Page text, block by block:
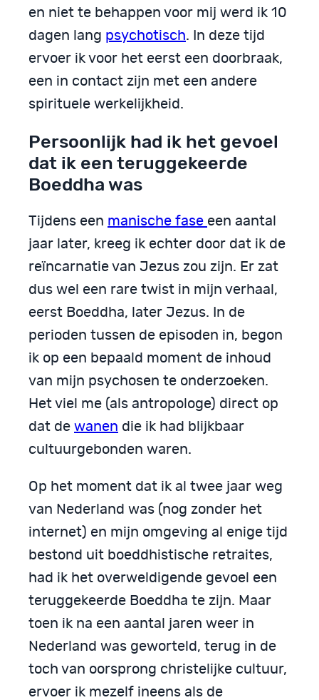
en niet te behappen voor mij werd ik 10
dagen lang psychotisch. In deze tijd
ervoer ik voor het eerst een doorbraak,
een in contact zijn met een andere
spirituele werkelijkheid.
Persoonlijk had ik het gevoel
dat ik een teruggekeerde
Boeddha was
Tijdens een manische fase een aantal
jaar later, kreeg ik echter door dat ik de
reïncarnatie van Jezus zou zijn. Er zat
dus wel een rare twist in mijn verhaal,
eerst Boeddha, later Jezus. In de
perioden tussen de episoden in, begon
ik op een bepaald moment de inhoud
van mijn psychosen te onderzoeken.
Het viel me (als antropologe) direct op
dat de wanen die ik had blijkbaar
cultuurgebonden waren.
Op het moment dat ik al twee jaar weg
van Nederland was (nog zonder het
internet) en mijn omgeving al enige tijd
bestond uit boeddhistische retraites,
had ik het overweldigende gevoel een
teruggekeerde Boeddha te zijn. Maar
toen ik na een aantal jaren weer in
Nederland was geworteld, terug in de
toch van oorsprong christelijke cultuur,
ervoer ik mezelf ineens als de